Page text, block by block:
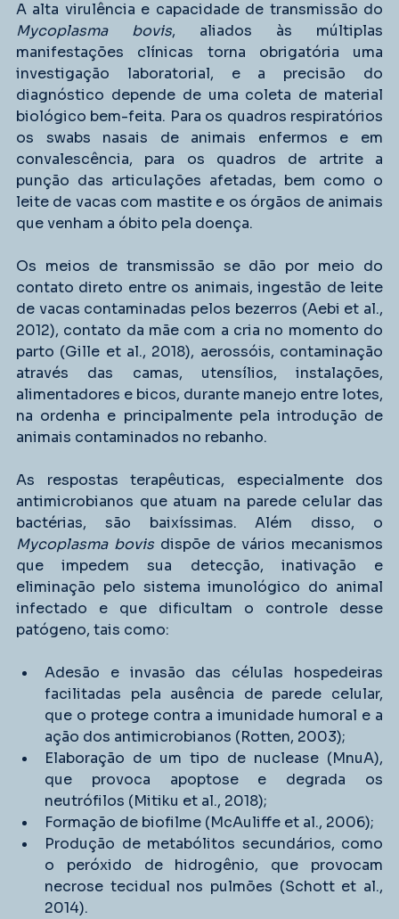
Mycoplasma bovis, aliados às múltiplas
manifestações clínicas torna obrigatória uma
investigação laboratorial, e a precisão do
diagnóstico depende de uma coleta de material
biológico bem-feita. Para os quadros respiratórios
os swabs nasais de animais enfermos e em
convalescência, para os quadros de artrite a
punção das articulações afetadas, bem como o
leite de vacas com mastite e os órgãos de animais
que venham a óbito pela doença.
Os meios de transmissão se dão por meio do
contato direto entre os animais, ingestão de leite
de vacas contaminadas pelos bezerros (Aebi et al.,
2012), contato da mãe com a cria no momento do
parto (Gille et al., 2018), aerossóis, contaminação
através das camas, utensílios, instalações,
alimentadores e bicos, durante manejo entre lotes,
na ordenha e principalmente pela introdução de
animais contaminados no rebanho.
As respostas terapêuticas, especialmente dos
antimicrobianos que atuam na parede celular das
Mycoplasma bovis dispõe de vários mecanismos
que impedem sua detecção, inativação e
eliminação pelo sistema imunológico do animal
infectado e que dificultam o controle desse
patógeno, tais como:
Adesão e invasão das células hospedeiras
facilitadas pela ausência de parede celular,
que o protege contra a imunidade humoral e a
ação dos antimicrobianos (Rotten, 2003);
Elaboração de um tipo de nuclease (MnuA),
que provoca apoptose e degrada os
neutrófilos (Mitiku et al., 2018);
Formação de biofilme (McAuliffe et al., 2006);
Produção de metabólitos secundários, como
o peróxido de hidrogênio, que provocam
necrose tecidual nos pulmões (Schott et al.,
2014).